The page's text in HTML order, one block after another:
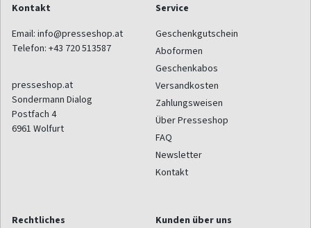
Kontakt
Email: info@presseshop.at
Telefon: +43 720 513587
presseshop.at
Sondermann Dialog
Postfach 4
6961 Wolfurt
Service
Geschenkgutschein
Aboformen
Geschenkabos
Versandkosten
Zahlungsweisen
Über Presseshop
FAQ
Newsletter
Kontakt
Rechtliches
Kunden über uns